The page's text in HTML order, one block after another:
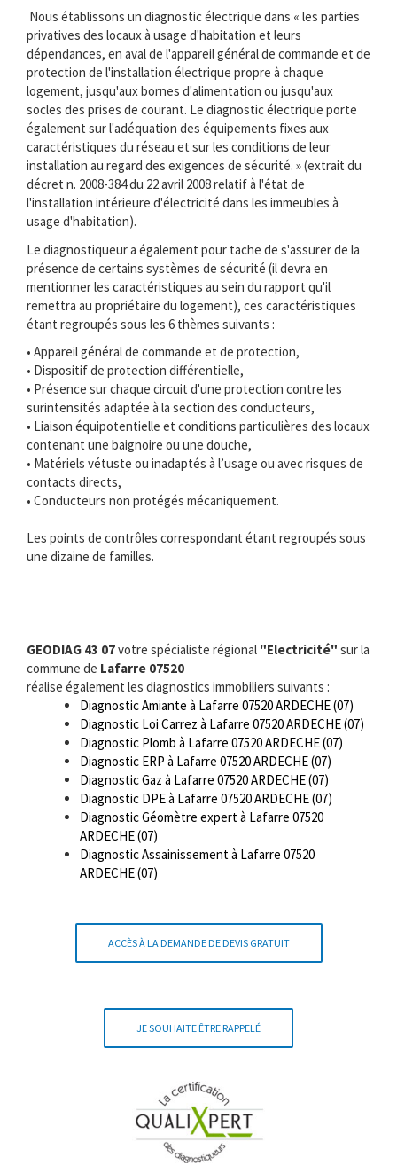
Nous établissons un diagnostic électrique dans « les parties
privatives des locaux à usage d'habitation et leurs
dépendances, en aval de l'appareil général de commande et de
protection de l'installation électrique propre à chaque
logement, jusqu'aux bornes d'alimentation ou jusqu'aux
socles des prises de courant. Le diagnostic électrique porte
également sur l'adéquation des équipements fixes aux
caractéristiques du réseau et sur les conditions de leur
installation au regard des exigences de sécurité. » (extrait du
décret n. 2008-384 du 22 avril 2008 relatif à l'état de
l'installation intérieure d'électricité dans les immeubles à
usage d'habitation).
Le diagnostiqueur a également pour tache de s'assurer de la
présence de certains systèmes de sécurité (il devra en
mentionner les caractéristiques au sein du rapport qu'il
remettra au propriétaire du logement), ces caractéristiques
étant regroupés sous les 6 thèmes suivants :
• Appareil général de commande et de protection,
• Dispositif de protection différentielle,
• Présence sur chaque circuit d'une protection contre les
surintensités adaptée à la section des conducteurs,
• Liaison équipotentielle et conditions particulières des locaux
contenant une baignoire ou une douche,
• Matériels vétuste ou inadaptés à l’usage ou avec risques de
contacts directs,
• Conducteurs non protégés mécaniquement.
Les points de contrôles correspondant étant regroupés sous
une dizaine de familles.
GEODIAG 43 07votre spécialiste régional "Electricité" sur la
commune de Lafarre 07520
réalise également les diagnostics immobiliers suivants :
Diagnostic Amiante à Lafarre 07520 ARDECHE (07)
Diagnostic Loi Carrez à Lafarre 07520 ARDECHE (07)
Diagnostic Plomb à Lafarre 07520 ARDECHE (07)
Diagnostic ERP à Lafarre 07520 ARDECHE (07)
Diagnostic Gaz à Lafarre 07520 ARDECHE (07)
Diagnostic DPE à Lafarre 07520 ARDECHE (07)
Diagnostic Géomètre expert à Lafarre 07520
ARDECHE (07)
Diagnostic Assainissement à Lafarre 07520
ARDECHE (07)
ACCÈS À LA DEMANDE DE DEVIS GRATUIT
JE SOUHAITE ÊTRE RAPPELÉ